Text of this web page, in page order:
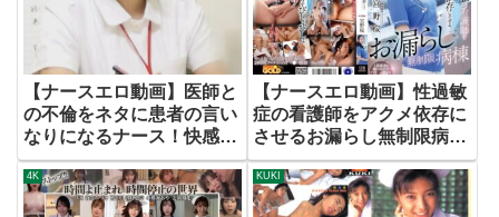
【ナースエロ動画】医師と
の不倫をネタに患者の言い
なりになるナース！快感に
は抗えず漏れ出る喘ぎ声！
【ナースエロ動画】性過敏
症の看護師をアクメ依存に
させるお漏らし無制限病棟
宮野桜
4K KUKI